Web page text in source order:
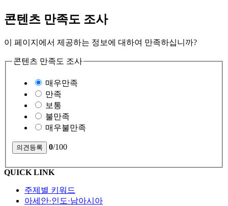
콘텐츠 만족도 조사
이 페이지에서 제공하는 정보에 대하여 만족하십니까?
콘텐츠 만족도 조사
매우만족
만족
보통
불만족
매우불만족
0/100
QUICK LINK
주제별 키워드
아세안·인도·남아시아